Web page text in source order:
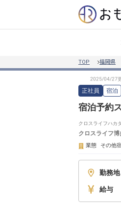
TOP 福岡県
正社員 宿泊
宿泊予約
クロスライフハカ
クロスライフ
業態 その他
勤務地
給与